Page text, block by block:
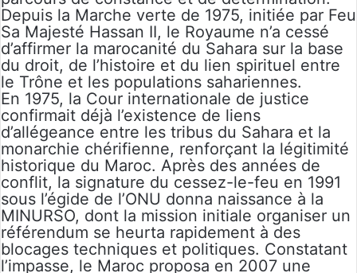
Depuis la Marche verte de 1975, initiée par Feu
Sa Majesté Hassan II, le Royaume n’a cessé
d’affirmer la marocanité du Sahara sur la base
du droit, de l’histoire et du lien spirituel entre
le Trône et les populations sahariennes.
En 1975, la Cour internationale de justice
confirmait déjà l’existence de liens
d’allégeance entre les tribus du Sahara et la
monarchie chérifienne, renforçant la légitimité
historique du Maroc. Après des années de
conflit, la signature du cessez-le-feu en 1991
sous l’égide de l’ONU donna naissance à la
MINURSO, dont la mission initiale organiser un
référendum se heurta rapidement à des
blocages techniques et politiques. Constatant
l’impasse, le Maroc proposa en 2007 une